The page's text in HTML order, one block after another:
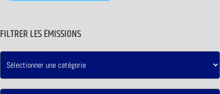
FILTRER LES ÉMISSIONS